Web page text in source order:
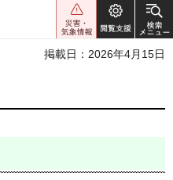
掲載日：2026年4月15日